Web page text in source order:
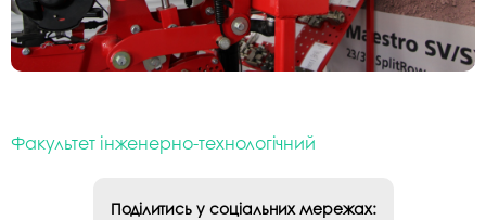
Факультет інженерно-технологічний
Поділитись у соціальних мережах: